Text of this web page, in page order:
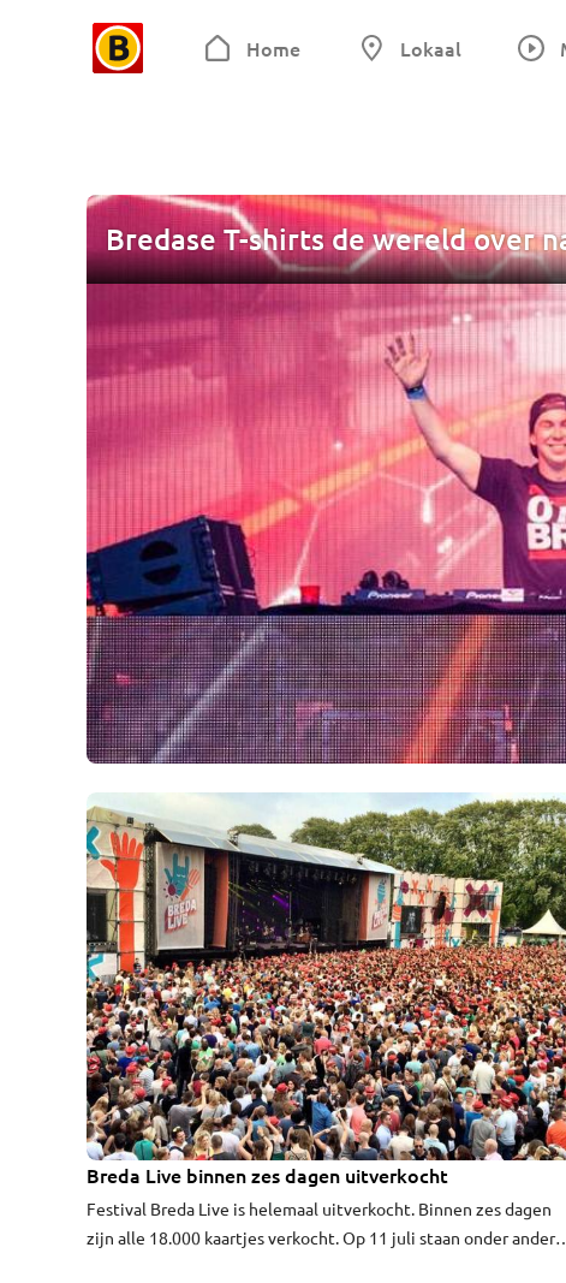
Home Lokaal
Bredase T-shirts de wereld over
Breda Live binnen zes dagen uitverkocht
Festival Breda Live is helemaal uitverkocht. Binnen zes dagen
zijn alle 18.000 kaartjes verkocht. Op 11 juli staan onder anderen